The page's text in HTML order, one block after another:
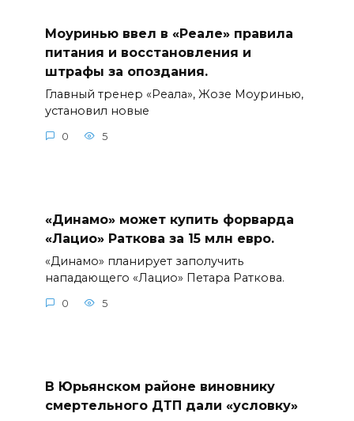
Моуринью ввел в «Реале» правила
питания и восстановления и
штрафы за опоздания.
Главный тренер «Реала», Жозе Моуринью,
установил новые
0 5
«Динамо» может купить форварда
«Лацио» Раткова за 15 млн евро.
«Динамо» планирует заполучить
нападающего «Лацио» Петара Раткова.
0 5
В Юрьянском районе виновнику
смертельного ДТП дали «условку»